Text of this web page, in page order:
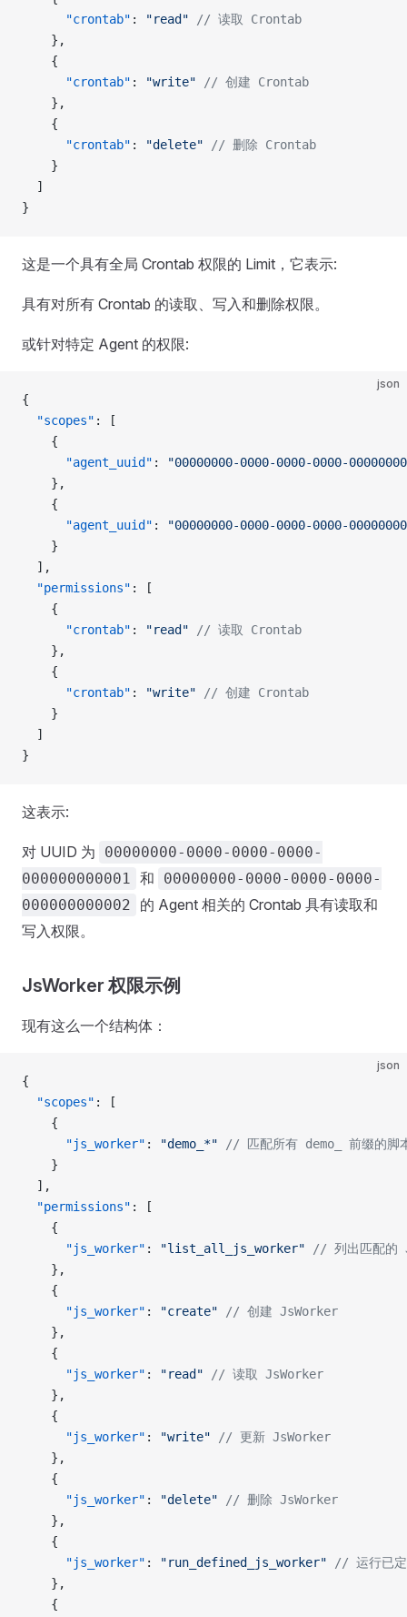
      "crontab"
: "read" // 读取 Crontab
    },
    {
      "crontab"
: "write" // 创建 Crontab
    },
    {
      "crontab"
: "delete" // 删除 Crontab
    }
  ]
}
这是一个具有全局 Crontab 权限的 Limit，它表示:
具有对所有 Crontab 的读取、写入和删除权限。
或针对特定 Agent 的权限:
json
{
  "scopes"
: [
    {
      "agent_uuid"
:
"00000000-0000-0000-0000-
    },
    {
      "agent_uuid"
:
"00000000-0000-0000-0000-
    }
  ],
  "permissions"
: [
    {
      "crontab"
: "read" // 读取 Crontab
    },
    {
      "crontab"
: "write" // 创建 Crontab
    }
  ]
}
这表示:
对 UUID 为
00000000-0000-0000-0000-
000000000001 和
00000000-0000-0000-0000-
000000000002
的 Agent 相关的 Crontab 具有读取和
写入权限。
JsWorker 权限示例
现有这么一个结构体：
json
{
  "scopes"
: [
    {
      "js_worker"
: "demo_*" // 匹配所有 demo_ 前缀的脚
    }
  ],
  "permissions"
: [
    {
      "js_worker"
: "list_all_js_worker" // 列出匹配的
    },
    {
      "js_worker"
: "create" // 创建 JsWorker
    },
    {
      "js_worker"
: "read" // 读取 JsWorker
    },
    {
      "js_worker"
: "write" // 更新 JsWorker
    },
    {
      "js_worker"
: "delete" // 删除 JsWorker
    },
    {
      "js_worker"
: "run_defined_js_worker" // 运行已
    },
    {